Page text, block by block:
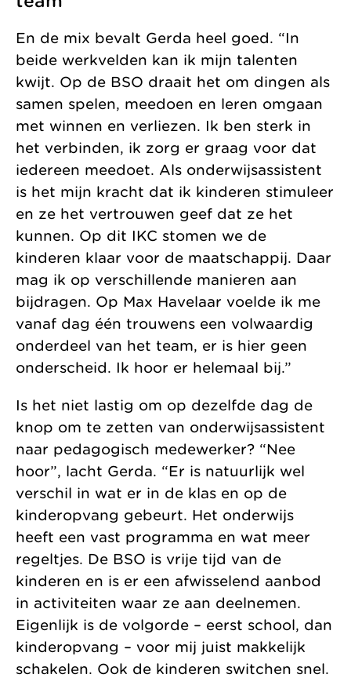
En de mix bevalt Gerda heel goed. “In
beide werkvelden kan ik mijn talenten
kwijt. Op de BSO draait het om dingen als
samen spelen, meedoen en leren omgaan
met winnen en verliezen. Ik ben sterk in
het verbinden, ik zorg er graag voor dat
iedereen meedoet. Als onderwijsassistent
is het mijn kracht dat ik kinderen stimuleer
en ze het vertrouwen geef dat ze het
kunnen. Op dit IKC stomen we de
kinderen klaar voor de maatschappij. Daar
mag ik op verschillende manieren aan
bijdragen. Op Max Havelaar voelde ik me
vanaf dag één trouwens een volwaardig
onderdeel van het team, er is hier geen
onderscheid. Ik hoor er helemaal bij.”
Is het niet lastig om op dezelfde dag de
knop om te zetten van onderwijsassistent
naar pedagogisch medewerker? “Nee
hoor”, lacht Gerda. “Er is natuurlijk wel
verschil in wat er in de klas en op de
kinderopvang gebeurt. Het onderwijs
heeft een vast programma en wat meer
regeltjes. De BSO is vrije tijd van de
kinderen en is er een afwisselend aanbod
in activiteiten waar ze aan deelnemen.
Eigenlijk is de volgorde – eerst school, dan
kinderopvang – voor mij juist makkelijk
schakelen. Ook de kinderen switchen snel.